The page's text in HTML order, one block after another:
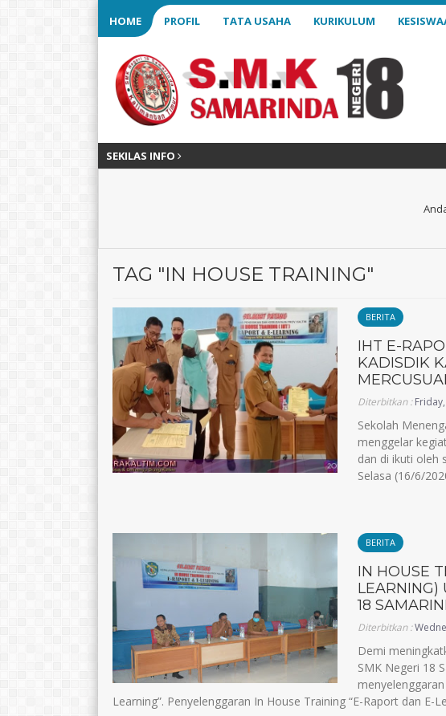
HOME PROFIL TATA USAHA KURIKULUM
SEKILAS INFO 3
TAG "IN HOUSE TRAINING"
BERITA
IHT E-
KADISDIK
Diterbitkan :
Sekolah
menggelar
dan di ikuti oleh
Selasa (16/6/
BERITA
IN HOUSE
LEARNING)
18
Diterbitkan :
Demi
SMK Negeri 18
Learning”. Penyelenggaran In House Training “E-Raport dan E-